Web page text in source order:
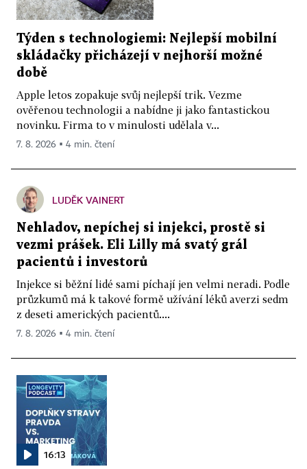
Týden s technologiemi: Nejlepší mobilní
skládačky přicházejí v nejhorší možné
době
Apple letos zopakuje svůj nejlepší trik. Vezme
ověřenou technologii a nabídne ji jako fantastickou
novinku. Firma to v minulosti udělala v...
7. 8. 2026 ▪ 4 min. čtení
LUDĚK VAINERT
Nehladov, nepíchej si injekci, prostě si
vezmi prášek. Eli Lilly má svatý grál
pacientů i investorů
Injekce si běžní lidé sami píchají jen velmi neradi. Podle
průzkumů má k takové formě užívání léků averzi sedm
z deseti amerických pacientů....
7. 8. 2026 ▪ 4 min. čtení
16:13